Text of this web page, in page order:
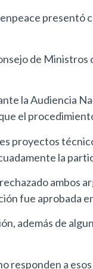
de
la Audiencia
el
proyectos
la
ambos
fue aprobada
además de
responden a